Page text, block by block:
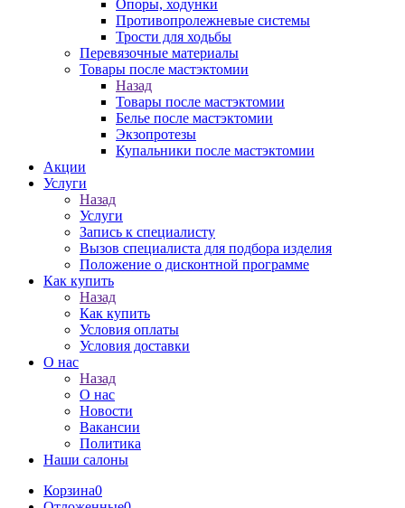
Опоры, ходунки
Противопролежневые системы
Трости для ходьбы
Перевязочные материалы
Товары после мастэктомии
Назад
Товары после мастэктомии
Белье после мастэктомии
Экзопротезы
Купальники после мастэктомии
Акции
Услуги
Назад
Услуги
Запись к специалисту
Вызов специалиста для подбора изделия
Положение о дисконтной программе
Как купить
Назад
Как купить
Условия оплаты
Условия доставки
О нас
Назад
О нас
Новости
Вакансии
Политика
Наши салоны
Корзина0